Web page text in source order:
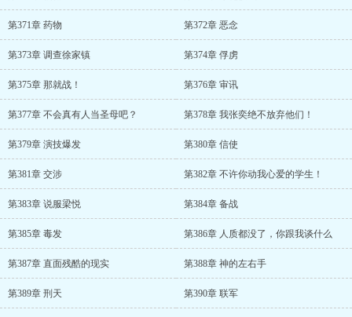
第371章 药物 第372章 恶念
第373章 调查徐家镇 第374章 俘虏
第375章 那就战！ 第376章 审讯
第377章 不会真有人当圣母吧？ 第378章 我张奕绝不放弃他们！
第379章 演技爆发 第380章 信使
第381章 交涉 第382章 不许你动我心爱的学生！
第383章 说服梁悦 第384章 备战
第385章 毒发 第386章 人质都没了，你跟我谈什么
第387章 直面残酷的现实 第388章 神的左右手
第389章 刑天 第390章 联军